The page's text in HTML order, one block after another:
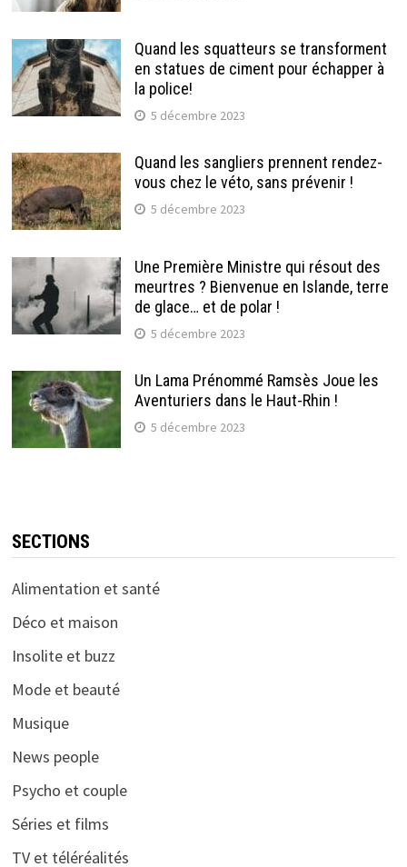
Quand les squatteurs se transforment
en statues de ciment pour échapper à
la police!
5 décembre 2023
Quand les sangliers prennent rendez-
vous chez le véto, sans prévenir !
5 décembre 2023
Une Première Ministre qui résout des
meurtres ? Bienvenue en Islande, terre
de glace… et de polar !
5 décembre 2023
Un Lama Prénommé Ramsès Joue les
Aventuriers dans le Haut-Rhin !
5 décembre 2023
SECTIONS
Alimentation et santé
Déco et maison
Insolite et buzz
Mode et beauté
Musique
News people
Psycho et couple
Séries et films
TV et téléréalités